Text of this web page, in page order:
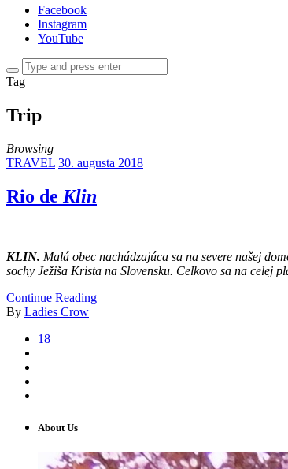
Facebook
Instagram
YouTube
Tag
Trip
Browsing
TRAVEL 30. augusta 2018
Rio de Klin
KLIN. Malá obec nachádzajúca sa na severe našej
sochy Ježiša Krista na Slovensku. Celkovo sa na celej
Continue Reading
By Ladies Crow
18
About Us